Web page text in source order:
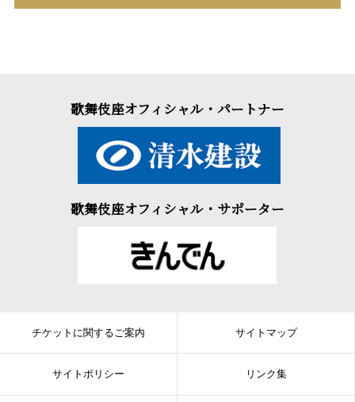
歌舞伎座オフィシャル・パートナー
歌舞伎座オフィシャル・サポーター
チケットに関するご案内 サイトマップ
サイトポリシー リンク集